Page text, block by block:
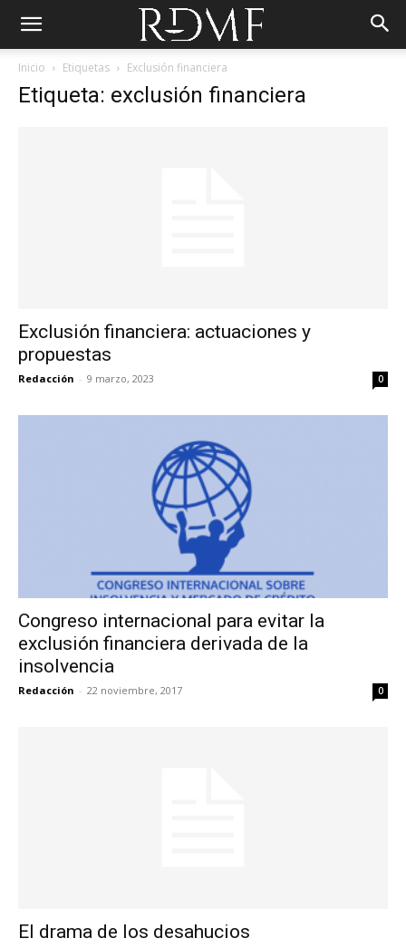
Inicio Etiquetas Exclusión financiera
Etiqueta: exclusión financiera
Exclusión financiera: actuaciones y
propuestas
Redacción - 9 marzo, 2023 0
Congreso internacional para evitar la
exclusión financiera derivada de la
insolvencia
Redacción - 22 noviembre, 2017 0
El drama de los desahucios